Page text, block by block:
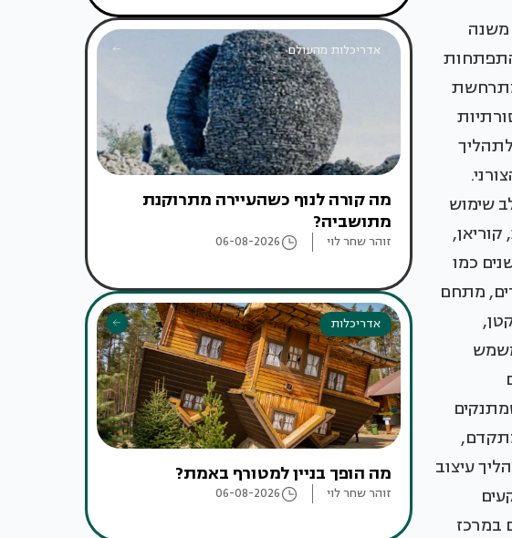
משנה
שימוש
כמו
מתחם
עיצוב
במרכז
אדריכלות מהעולם
מה קורה לנוף כשהעיירה מתרוקנת
מתושביה?
זוהר שחר לוי 06-08-2026
אדריכלות
מה הופך בניין למטורף באמת?
זוהר שחר לוי 06-08-2026